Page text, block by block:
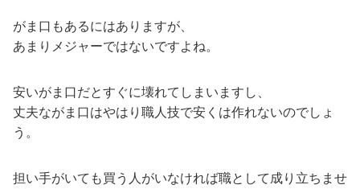
がま口もあるにはありますが、
あまりメジャーではないですよね。
安いがま口だとすぐに壊れてしまいますし、
丈夫ながま口はやはり職人技で安くは作れないのでしょ
う。
担い手がいても買う人がいなければ職として成り立ちませ